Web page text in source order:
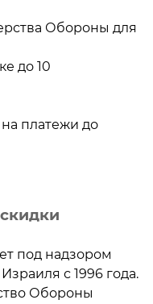
Обороны для
до 10
платежи до
под надзором
с 1996 года.
Обороны